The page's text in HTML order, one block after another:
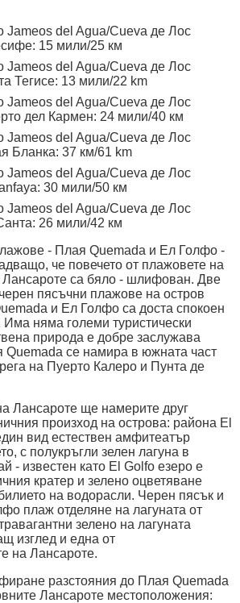
Jameos del Agua/Cueva де Лос
15 мили/25 км
Jameos del Agua/Cueva де Лос
Тегисе: 13 мили/22 km
Jameos del Agua/Cueva де Лос
дел Кармен: 24 мили/40 км
Jameos del Agua/Cueva де Лос
Бланка: 37 км/61 km
Jameos del Agua/Cueva де Лос
30 мили/50 км
Jameos del Agua/Cueva де Лос
26 мили/42 км
- Плая Quemada и Ел Голфо -
че повечето от плажовете на
Лансароте са бяло - шлифован. Две
пясъчни плажове на остров
и Ел Голфо са доста спокоен
Има няма големи туристически
природа е добре заслужава
Quemada се намира в южната част
на Пуерто Калеро и Пунта де
Лансароте ще намерите друг
произход на острова: района El
вид естествен амфитеатър
с полукръгли зелен лагуна в
- известен като El Golfo езеро е
кратер и зелено оцветяване
на водорасли. Черен пясък и
плаж отделяне на лагуната от
зелено на лагуната
изглед и една от
на Лансароте.
разстояния до Плая Quemada
Лансароте местоположения: